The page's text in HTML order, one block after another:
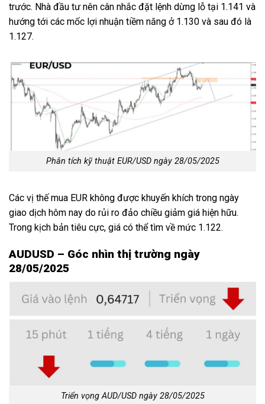
trước. Nhà đầu tư nên cân nhắc đặt lệnh dừng lỗ tại 1.141 và
hướng tới các mốc lợi nhuận tiềm năng ở 1.130 và sau đó là
1.127.
Phân tích kỹ thuật EUR/USD ngày 28/05/2025
Các vị thế mua EUR không được khuyến khích trong ngày
giao dịch hôm nay do rủi ro đảo chiều giảm giá hiện hữu.
Trong kịch bản tiêu cực, giá có thể tìm về mức 1.122.
AUDUSD – Góc nhìn thị trường ngày
28/05/2025
Triển vọng AUD/USD ngày 28/05/2025